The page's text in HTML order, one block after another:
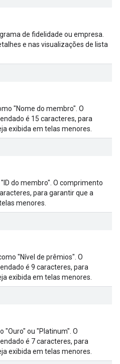
de fidelidade ou empresa.
e nas visualizações de lista
"Nome do membro". O
é 15 caracteres, para
exibida em telas menores.
do membro". O comprimento
para garantir que a
menores.
"Nível de prêmios". O
é 9 caracteres, para
exibida em telas menores.
"Ouro" ou "Platinum". O
é 7 caracteres, para
exibida em telas menores.